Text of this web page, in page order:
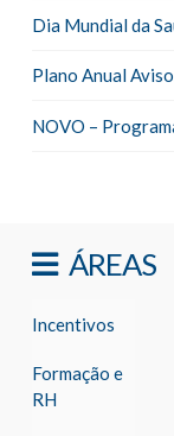
Dia Mundial da
Plano Anual
NOVO –
ÁREAS
Incentivos
Formação e
RH